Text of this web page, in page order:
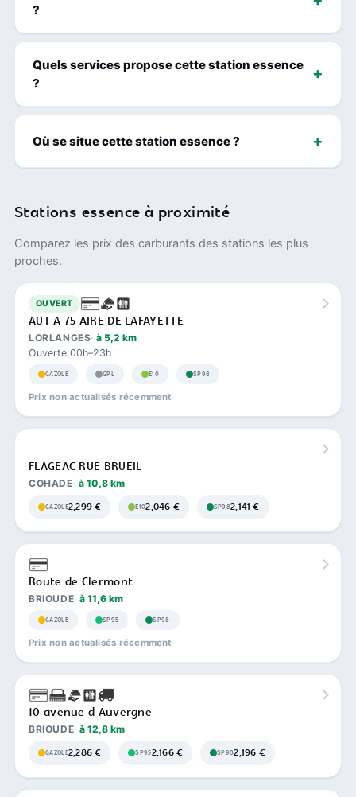
?
Quels services propose cette station essence
?
Où se situe cette station essence ?
Stations essence à proximité
Comparez les prix des carburants des stations les plus
proches.
OUVERT
AUT A 75 AIRE DE LAFAYETTE
LORLANGES à 5,2 km
Ouverte 00h–23h
GAZOLE GPL E10 SP98
Prix non actualisés récemment
FLAGEAC RUE BRUEIL
COHADE à 10,8 km
GAZOLE2,299 € E102,046 € SP982,141 €
Route de Clermont
BRIOUDE à 11,6 km
GAZOLE SP95 SP98
Prix non actualisés récemment
10 avenue d Auvergne
BRIOUDE à 12,8 km
GAZOLE2,286 € SP952,166 € SP982,196 €